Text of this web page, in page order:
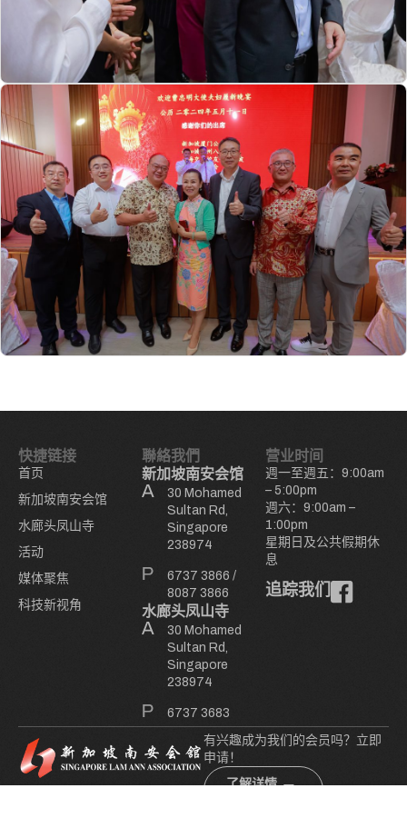
快捷链接
首页
新加坡南安会馆
水廊头凤山寺
活动
媒体聚焦
科技新视角
聯絡我們
新加坡南安会馆
30 Mohamed
Sultan Rd,
Singapore
238974
6737 3866 /
8087 3866
水廊头凤山寺
30 Mohamed
Sultan Rd,
Singapore
238974
6737 3683
营业时间
週一至週五：9:00am
– 5:00pm
週六：9:00am –
1:00pm
星期日及公共假期休
息
追踪我们
有兴趣成为我们的会员吗？立即
申请！
了解详情